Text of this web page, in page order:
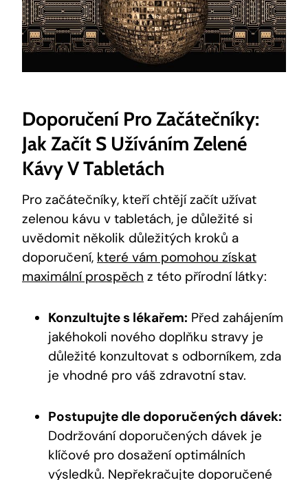
Doporučení Pro Začátečníky:
Jak Začít S Užíváním Zelené
Kávy V Tabletách
Pro začátečníky, kteří chtějí začít užívat
zelenou kávu v tabletách, je důležité si
uvědomit několik důležitých kroků a
doporučení, které vám pomohou získat
maximální prospěch z této přírodní látky:
Konzultujte s lékařem: Před zahájením
jakéhokoli nového doplňku stravy je
důležité konzultovat s odborníkem, zda
je vhodné pro váš zdravotní stav.
Postupujte dle doporučených dávek:
Dodržování doporučených dávek je
klíčové pro dosažení optimálních
výsledků. Nepřekračujte doporučené